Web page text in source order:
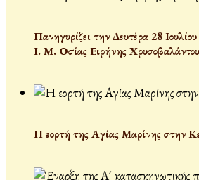
Πανηγυρίζει την Δευτέρα 28
Ι. Μ. Οσίας Ειρήνης Χρυσοβαλάντου
Η εορτή της Αγίας Μαρίνης στην